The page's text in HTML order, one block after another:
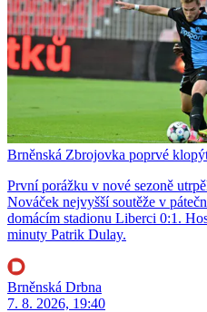
Brněnská Zbrojovka poprvé
První porážku v nové sezoně
Nováček nejvyšší soutěže v
domácím stadionu Liberci 0:1.
minuty Patrik Dulay.
Brněnská Drbna
7. 8. 2026, 19:40